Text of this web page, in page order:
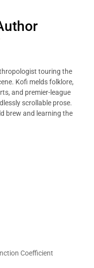
touring the
Kofi melds folklore,
and premier-league
scrollable prose.
brew and learning the
Coefficient